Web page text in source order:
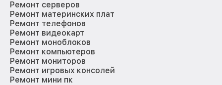
Ремонт серверов
Ремонт материнских плат
Ремонт телефонов
Ремонт видеокарт
Ремонт моноблоков
Ремонт компьютеров
Ремонт мониторов
Ремонт игровых консолей
Ремонт мини пк